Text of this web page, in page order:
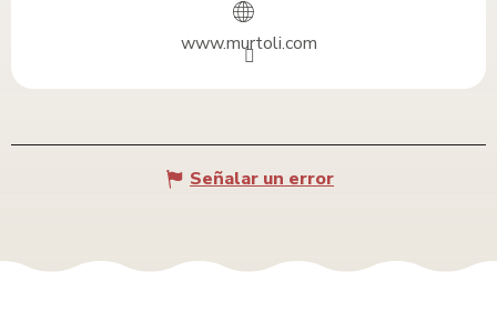
www.murtoli.com
Señalar un error